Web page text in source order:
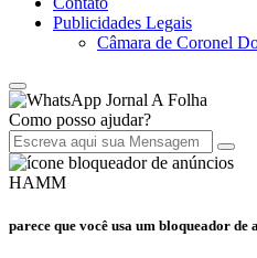
Publicidades Legais
Câmara de Coronel
Jornal A Folha
Como posso ajudar?
HAMM
parece que você usa um bloqueador de